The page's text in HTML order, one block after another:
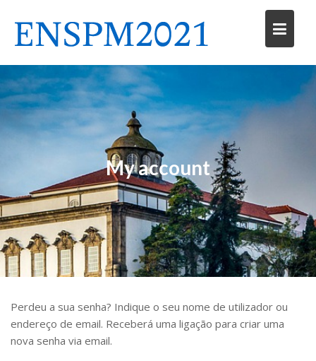
content
My account
Perdeu a sua senha? Indique o seu nome de utilizador ou
endereço de email. Receberá uma ligação para criar uma
nova senha via email.